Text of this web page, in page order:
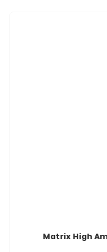
Matrix High